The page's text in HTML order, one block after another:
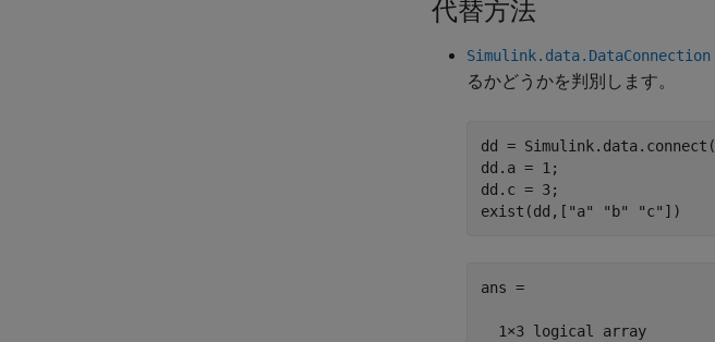
代替方法
Simulink.data.DataConnection
るかどうかを判別します。
dd = Simulink.data.connect(
dd.a = 1;
dd.c = 3;
exist(dd,[ "a" "b" "c"
ans =
  1×3 logical array